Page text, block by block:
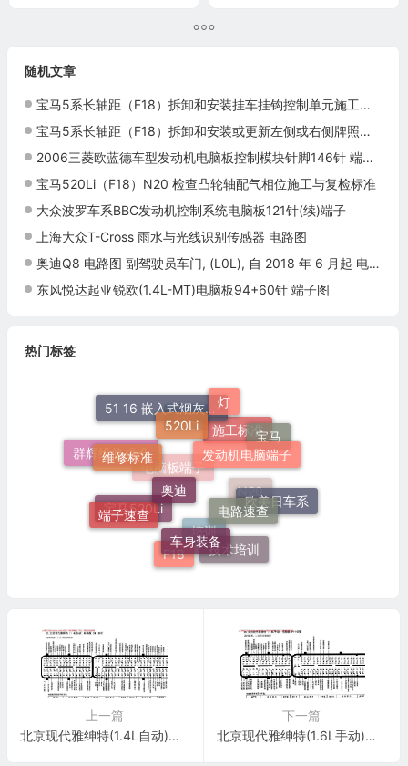
随机文章
宝马5系长轴距（F18）拆卸和安装挂车挂钩控制单元施工与复检标准
宝马5系长轴距（F18）拆卸和安装或更新左侧或右侧牌照灯施工与复检标准
2006三菱欧蓝德车型发动机电脑板控制模块针脚146针 端子图
宝马520Li（F18）N20 检查凸轮轴配气相位施工与复检标准
大众波罗车系BBC发动机控制系统电脑板121针(续)端子
上海大众T-Cross 雨水与光线识别传感器 电路图
奥迪Q8 电路图 副驾驶员车门, (L0L), 自 2018 年 6 月起 电路图
东风悦达起亚锐欧(1.4L-MT)电脑板94+60针 端子图
热门标签
奥迪
车身装备
电路速查
发动机电脑端子
520Li
维修标准
端子速查
F18 技术培训
欧美日车系
宝马
灯
51 16 嵌入式烟灰缸托架
群辉维修标准
宝马520Li
培训
N20
施工标准
奔驰
电脑板端子
上一篇
北京现代雅绅特(1.4L自动)电脑板94+60针 端子图
下一篇
北京现代雅绅特(1.6L手动)电脑板94+60针 端子图